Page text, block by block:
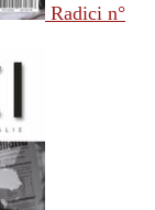
Radici n°